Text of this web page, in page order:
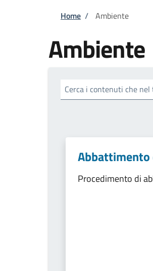
Briciole di
Home / Ambiente
Ambiente
Cerca i contenuti che
Abbattimento
Procedimento di